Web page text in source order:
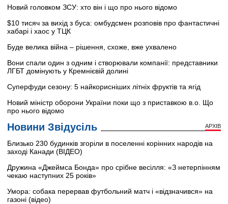
Новий головком ЗСУ: хто він і що про нього відомо
$10 тисяч за вихід з буса: омбудсмен розповів про фантастичні
хабарі і хаос у ТЦК
Буде велика війна – рішення, схоже, вже ухвалено
Вони спали один з одним і створювали компанії: представники
ЛГБТ домінують у Кремнієвій долині
Суперфуди сезону: 5 найкорисніших літніх фруктів та ягід
Новий міністр оборони України поки що з приставкою в.о. Що
про нього відомо
Новини Звідусіль АРХІВ
Близько 230 будинків згоріли в поселенні корінних народів на
заході Канади (ВІДЕО)
Дружина «Джеймса Бонда» про срібне весілля: «З нетерпінням
чекаю наступних 25 років»
Умора: собака перервав футбольний матч і «відзначився» на
газоні (відео)